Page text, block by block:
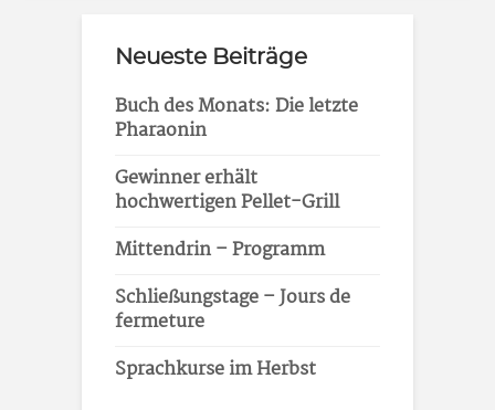
Neueste Beiträge
Buch des Monats: Die letzte
Pharaonin
Gewinner erhält
hochwertigen Pellet-Grill
Mittendrin – Programm
Schließungstage – Jours de
fermeture
Sprachkurse im Herbst